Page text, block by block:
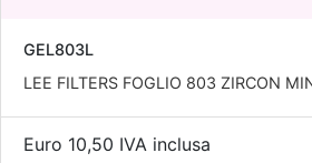
GEL803L
LEE FILTERS FOGLIO 803 ZIRCON
Euro 10,50 IVA inclusa